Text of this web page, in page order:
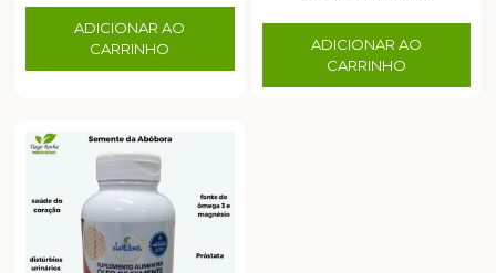
ADICIONAR AO
CARRINHO
ADICIONAR AO
CARRINHO